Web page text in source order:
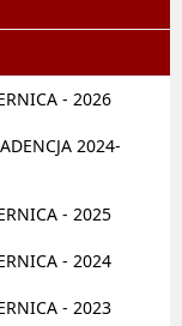
- 2026
2024-
- 2025
- 2024
- 2023